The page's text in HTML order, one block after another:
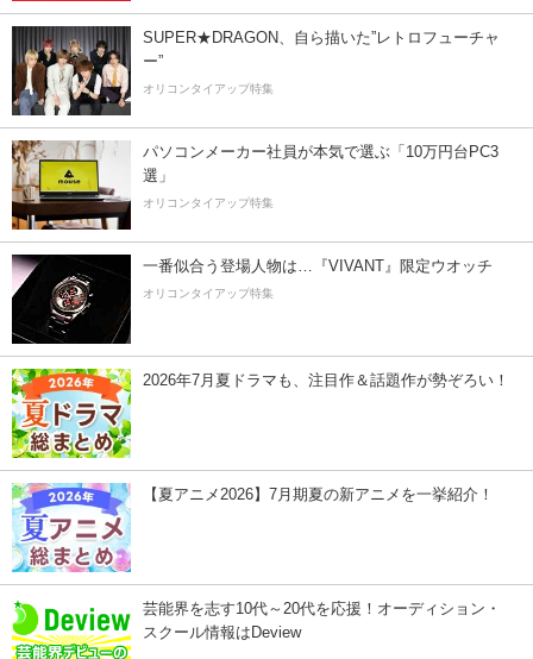
SUPER★DRAGON、自ら描いた”レトロフューチャ
ー”
オリコンタイアップ特集
パソコンメーカー社員が本気で選ぶ「10万円台PC3
選」
オリコンタイアップ特集
一番似合う登場人物は…『VIVANT』限定ウオッチ
オリコンタイアップ特集
2026年7月夏ドラマも、注目作＆話題作が勢ぞろい！
【夏アニメ2026】7月期夏の新アニメを一挙紹介！
芸能界を志す10代～20代を応援！オーディション・
スクール情報はDeview